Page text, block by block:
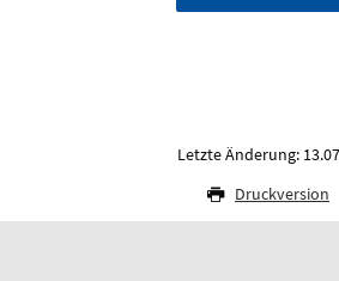
Letzte Änderung:
Druckversion